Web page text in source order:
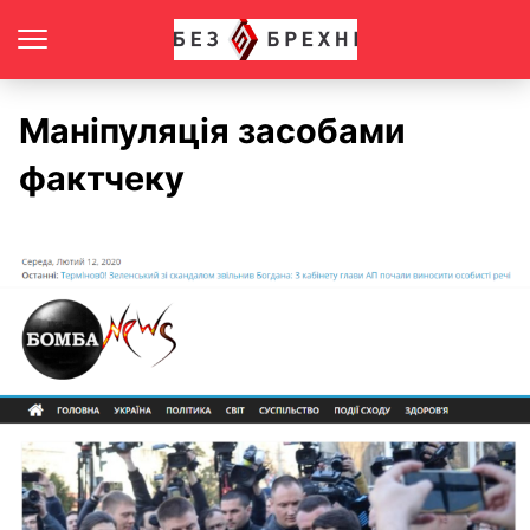
Маніпуляція засобами
фактчеку